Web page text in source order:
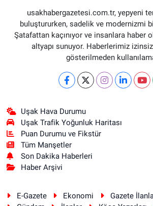
usakhabergazetesi.com.tr, yepyeni
buluştururken, sadelik ve modernizmi
Şatafattan kaçınıyor ve insanlara haber
altyapı sunuyor. Haberlerimiz
gösterilmeden
Uşak Hava Durumu
Uşak Trafik Yoğunluk Haritası
Puan Durumu ve Fikstür
Tüm Manşetler
Son Dakika Haberleri
Haber Arşivi
E-Gazete Ekonomi Gazete